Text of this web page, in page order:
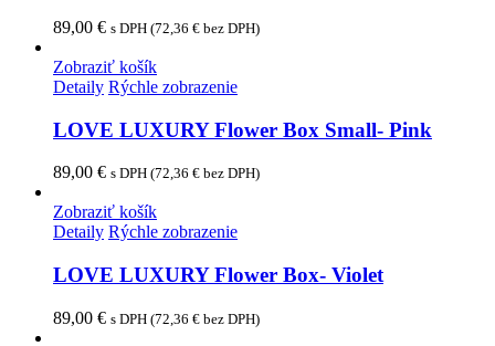
89,00 € s DPH (72,36 € bez DPH)
Zobraziť košík
Detaily Rýchle zobrazenie
LOVE LUXURY Flower Box Small- Pink
89,00 € s DPH (72,36 € bez DPH)
Zobraziť košík
Detaily Rýchle zobrazenie
LOVE LUXURY Flower Box- Violet
89,00 € s DPH (72,36 € bez DPH)